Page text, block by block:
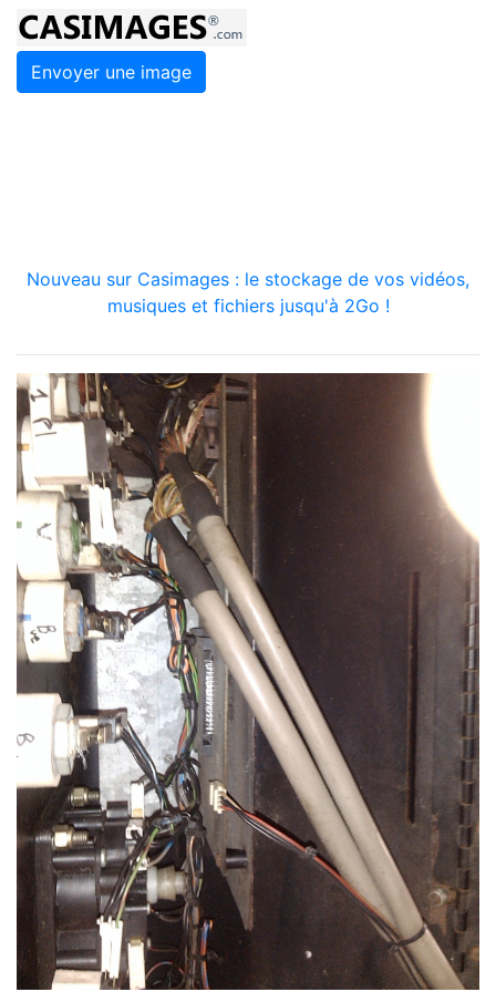
Envoyer une image
Nouveau sur Casimages : le stockage de vos vidéos,
musiques et fichiers jusqu'à 2Go !